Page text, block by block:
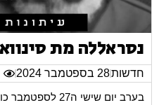
נסראללה מת
חדשות28 בספטמבר 2024
בערב יום שישי